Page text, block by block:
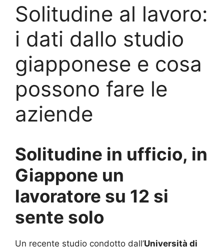
Solitudine al lavoro:
i dati dallo studio
giapponese e cosa
possono fare le
aziende
Solitudine in ufficio, in
Giappone un
lavoratore su 12 si
sente solo
Un recente studio condotto dall’Università di